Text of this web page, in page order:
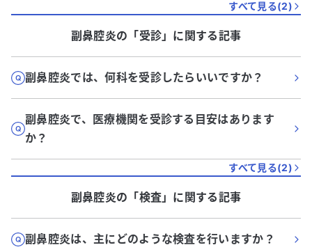
すべて見る(2)
副鼻腔炎の「受診」に関する記事
副鼻腔炎では、何科を受診したらいいですか？
副鼻腔炎で、医療機関を受診する目安はあります
か？
すべて見る(2)
副鼻腔炎の「検査」に関する記事
副鼻腔炎は、主にどのような検査を行いますか？